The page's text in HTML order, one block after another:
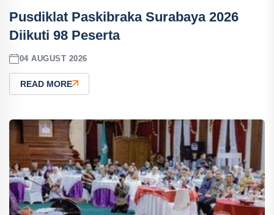
Pusdiklat Paskibraka Surabaya 2026
Diikuti 98 Peserta
04 AUGUST 2026
READ MORE